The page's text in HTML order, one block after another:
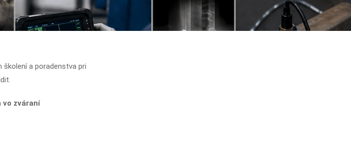
a poradenstva pri
vo zváraní